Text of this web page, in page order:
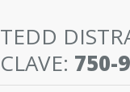
TEDD
CLAVE: 750-